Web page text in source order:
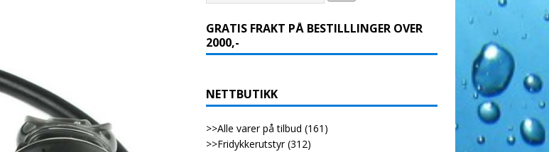
GRATIS FRAKT PÅ BESTILLLINGER OVER
2000,-
NETTBUTIKK
>>Alle varer på tilbud (161)
>>Fridykkerutstyr (312)